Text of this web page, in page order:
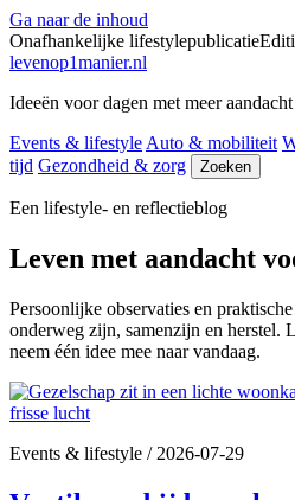
Ga naar de inhoud
Onafhankelijke lifestylepublicatie
levenop1manier.nl
Ideeën voor dagen met meer
Events & lifestyle Auto & mobiliteit
tijd Gezondheid & zorg Zoeken
Een lifestyle- en reflectieblog
Leven met aandacht
Persoonlijke observaties en
onderweg zijn, samenzijn en herstel.
neem één idee mee naar vandaag.
Events & lifestyle /2026-07-29